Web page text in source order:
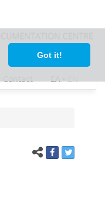
Got it!
Contact ΕΛ•ΕΝ